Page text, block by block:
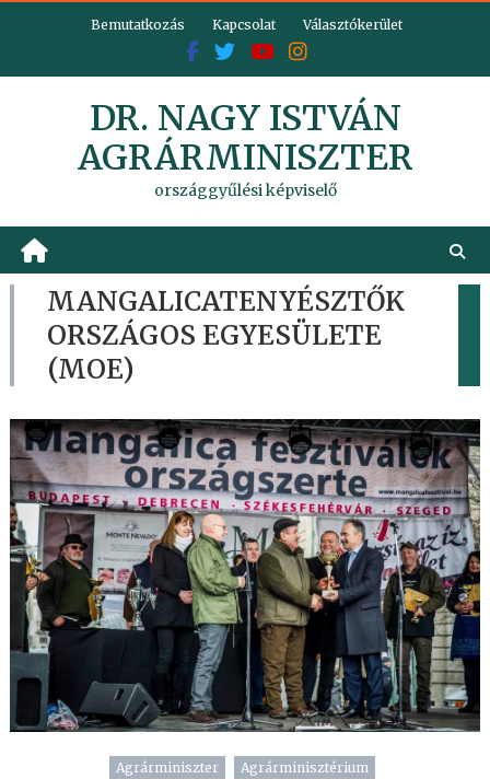
Bemutatkozás Kapcsolat Választókerület
DR. NAGY ISTVÁN
AGRÁRMINISZTER
országgyűlési képviselő
MANGALICATENYÉSZTŐK
ORSZÁGOS EGYESÜLETE
(MOE)
Agrárminiszter
Agrárminisztérium